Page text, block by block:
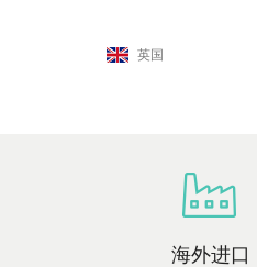
英国
海外进口